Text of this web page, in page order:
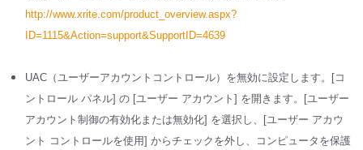
http://www.xrite.com/product_overview.aspx?
ID=1115&Action=support&SupportID=4639
UAC（ユーザーアカウントコントロール）を無効に設定します。[コ
ントロール パネル] の [ユーザー アカウント] を開きます。[ユーザー
アカウント制御の有効化または無効化] を選択し、[ユーザー アカウ
ント コントロールを使用] からチェックを外し、コンピュータを保護